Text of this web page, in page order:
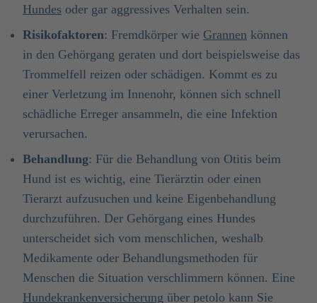
Hundes oder gar aggressives Verhalten sein.
Risikofaktoren: Fremdkörper wie Grannen können
in den Gehörgang geraten und dort beispielsweise das
Trommelfell reizen oder schädigen. Kommt es zu
einer Verletzung im Innenohr, können sich schnell
schädliche Erreger ansammeln, die eine Infektion
verursachen.
Behandlung: Für die Behandlung von Otitis beim
Hund ist es wichtig, eine Tierärztin oder einen
Tierarzt aufzusuchen und keine Eigenbehandlung
durchzuführen. Der Gehörgang eines Hundes
unterscheidet sich vom menschlichen, weshalb
Medikamente oder Behandlungsmethoden für
Menschen die Situation verschlimmern können. Eine
Hundekrankenversicherung über petolo kann Sie